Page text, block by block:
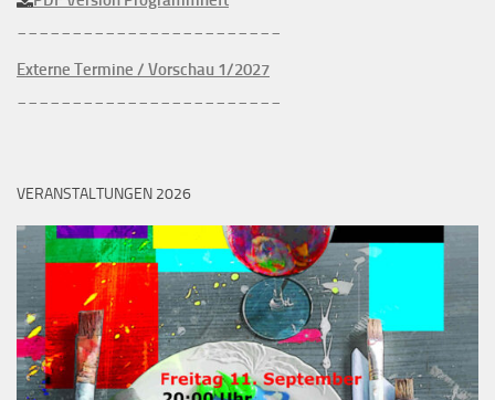
Externe Termine / Vorschau 1/2027
VERANSTALTUNGEN 2026